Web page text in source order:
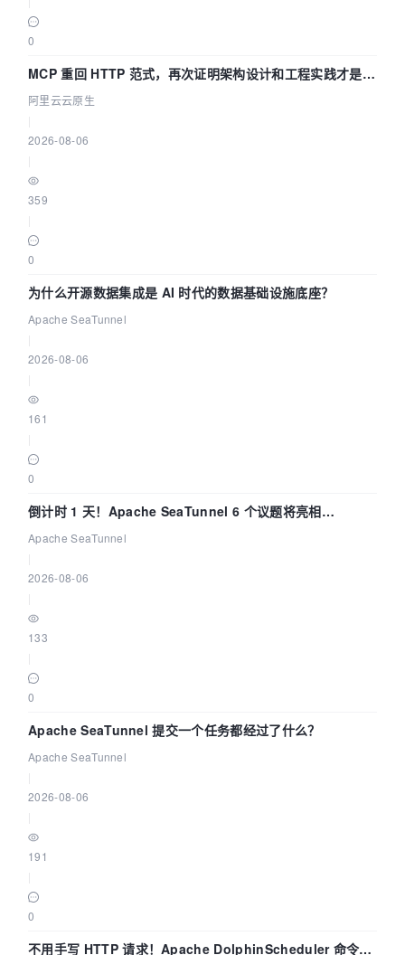
0
MCP 重回 HTTP 范式，再次证明架构设计和工程实践才是稀
缺资源
阿里云云原生
2026-08-06
359
0
为什么开源数据集成是 AI 时代的数据基础设施底座？
Apache SeaTunnel
2026-08-06
161
0
倒计时 1 天！Apache SeaTunnel 6 个议题将亮相
Community Over Code Asia 2026
Apache SeaTunnel
2026-08-06
133
0
Apache SeaTunnel 提交一个任务都经过了什么？
Apache SeaTunnel
2026-08-06
191
0
不用手写 HTTP 请求！Apache DolphinScheduler 命令行